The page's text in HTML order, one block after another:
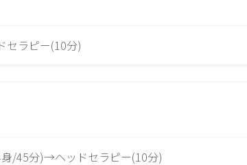
ラピー(10分)
/45分)→ヘッドセラピー(10分)